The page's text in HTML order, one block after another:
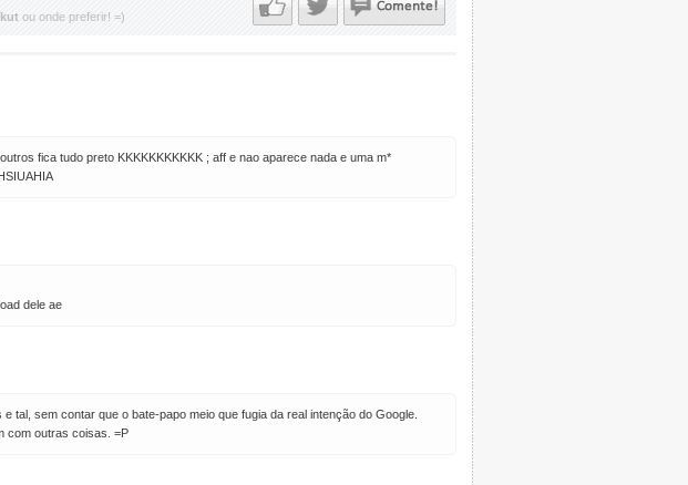
ou onde preferir! =)
fica tudo preto KKKKKKKKKKK ; aff e nao aparece nada e uma m*
dele ae
tal, sem contar que o bate-papo meio que fugia da real intenção do Google.
com outras coisas. =P